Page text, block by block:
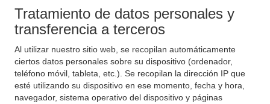
Tratamiento de datos personales y
transferencia a terceros
Al utilizar nuestro sitio web, se recopilan automáticamente
ciertos datos personales sobre su dispositivo (ordenador,
teléfono móvil, tableta, etc.). Se recopilan la dirección IP que
esté utilizando su dispositivo en ese momento, fecha y hora,
navegador, sistema operativo del dispositivo y páginas